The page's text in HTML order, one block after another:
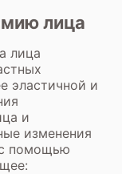
лица
лица
эластичной и
и
изменения
помощью